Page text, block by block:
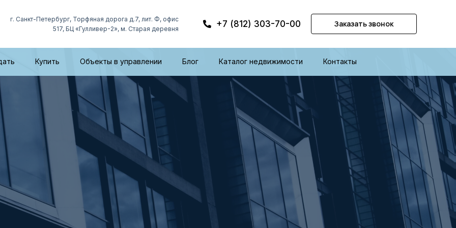
г. Санкт-Петербург, Торфяная дорога д.7, лит. Ф, офис
517, БЦ «Гулливер-2», м. Старая деревня
+7 (812) 303-70-00 Заказать звонок
Купить Объекты в управлении Блог Каталог недвижимости Контакты